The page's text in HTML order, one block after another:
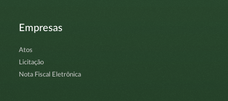
Empresas
Atos
Licitação
Nota Fiscal Eletrônica